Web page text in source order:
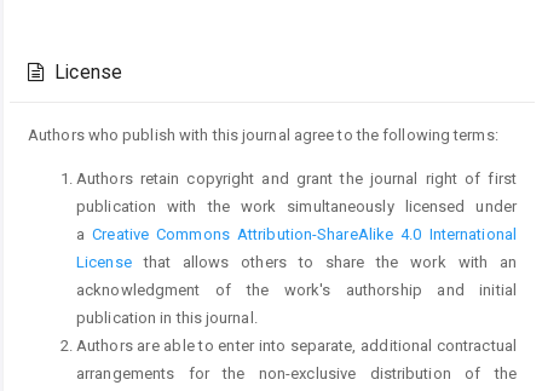
Details
License
Authors who publish with this journal agree to the following terms:
Authors retain copyright and grant the journal right of first
publication with the work simultaneously licensed under
aCreative Commons Attribution-ShareAlike 4.0 International
Licensethat allows others to share the work with an
acknowledgment of the work's authorship and initial
publication in this journal.
Authors are able to enter into separate, additional contractual
arrangements for the non-exclusive distribution of the